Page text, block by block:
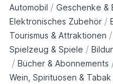
Automobil / Geschenke &
Elektronisches Zubehör /
Tourismus & Attraktionen /
Spielzeug & Spiele /
/ Bücher & Abonnements
Wein, Spirituosen & Tabak